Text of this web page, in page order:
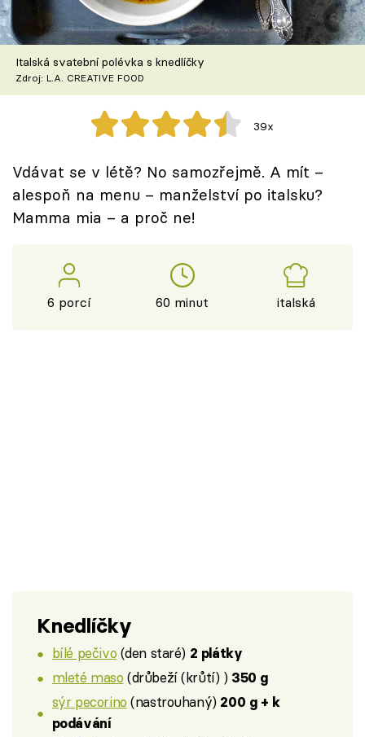
Škola vaření
Recepty z TV
Speciál: Cuketa
Těhotnej kuchař
Sledujte prima+
Přihlášení
Sledujte nás
Italská svatební polévka s knedlíčky
Zdroj: L.A. CREATIVE FOOD
39x
Vdávat se v létě? No samozřejmě. A mít –
alespoň na menu – manželství po italsku?
Mamma mia – a proč ne!
6 porcí 60 minut italská
Knedlíčky
bílé pečivo (den staré) 2 plátky
mleté maso (drůbeží (krůtí) ) 350 g
sýr pecorino (nastrouhaný) 200 g + k
podávání